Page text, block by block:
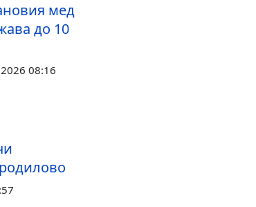
мед
до 10
08:16